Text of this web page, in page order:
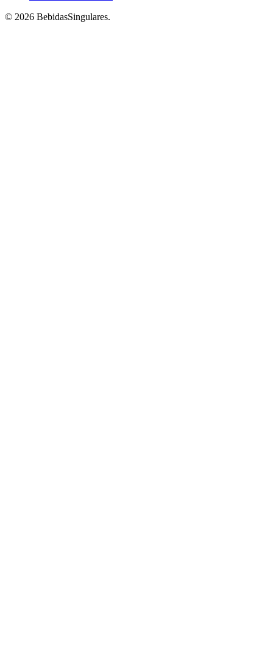
© 2026 BebidasSingulares.